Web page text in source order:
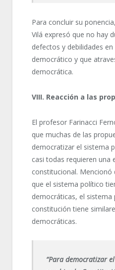
Para concluir su
Vilá expresó que no hay
defectos y debilidades
democrático y que
democrática.
VIII. Reacción a las
El profesor Farinacci
que muchas de las
democratizar el sistema
casi todas requieren una
constitucional.
que el sistema político
democráticas, el sistema
constitución tiene
democráticas.
“Para democratizar